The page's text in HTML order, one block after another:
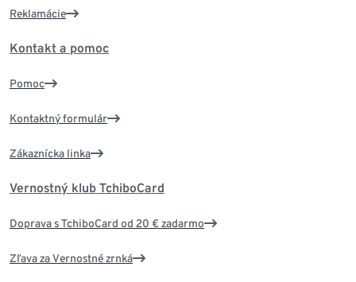
Reklamácie
Kontakt a pomoc
Pomoc
Kontaktný formulár
Zákaznícka linka
Vernostný klub TchiboCard
Doprava s TchiboCard od 20 € zadarmo
Zľava za Vernostné zrnká